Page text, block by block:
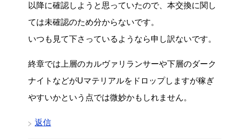
以降に確認しようと思っていたので、本交換に関し
ては未確認のため分からないです。
いつも見て下さっているようなら申し訳ないです。
終章では上層のカルヴァリランサーや下層のダーク
ナイトなどがUマテリアルをドロップしますが稼ぎ
やすいかという点では微妙かもしれません。
返信